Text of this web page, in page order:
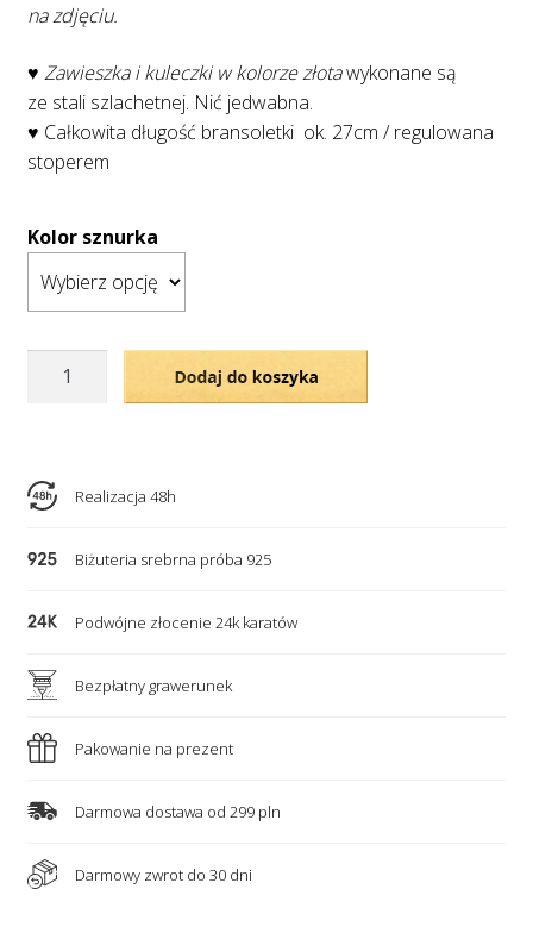
na zdjęciu.
♥ Zawieszka i kuleczki w kolorze złotawykonane są
ze stali szlachetnej. Nić jedwabna.
♥ Całkowita długość bransoletki ok. 27cm / regulowana
stoperem
Kolor sznurka
1
dla
z
kamieni
Dodaj do koszyka
Realizacja 48h
Biżuteria srebrna próba 925
Podwójne złocenie 24k karatów
Bezpłatny grawerunek
Pakowanie na prezent
Darmowa dostawa od 299 pln
Darmowy zwrot do 30 dni